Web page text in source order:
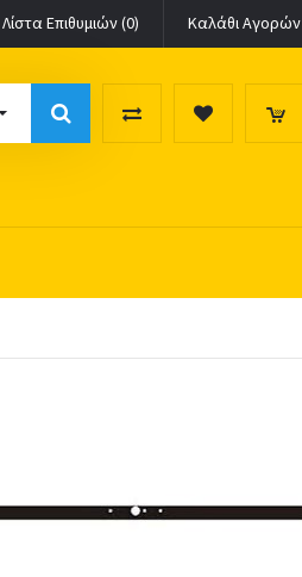
Λίστα Επιθυμιών (0) Καλάθι Αγορών